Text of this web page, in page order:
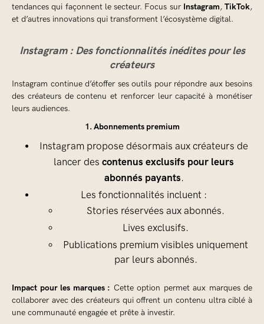
tendances qui façonnent le secteur. Focus sur Instagram, TikTok,
et d’autres innovations qui transforment l’écosystème digital.
Instagram : Des fonctionnalités inédites pour les
créateurs
Instagram continue d’étoffer ses outils pour répondre aux besoins
des créateurs de contenu et renforcer leur capacité à monétiser
leurs audiences.
1. Abonnements premium
Instagram propose désormais aux créateurs de
lancer des contenus exclusifs pour leurs
abonnés payants.
Les fonctionnalités incluent :
Stories réservées aux abonnés.
Lives exclusifs.
Publications premium visibles uniquement
par leurs abonnés.
Impact pour les marques : Cette option permet aux marques de
collaborer avec des créateurs qui offrent un contenu ultra ciblé à
une communauté engagée et prête à investir.